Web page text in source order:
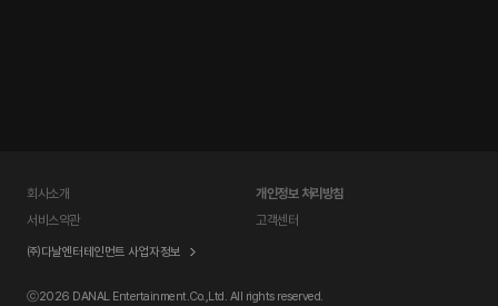
회사소개
개인정보 처리방침
서비스약관
고객센터
㈜다날엔터테인먼트 사업자정보
ⓒ2026 DANAL Entertainment.Co.,Ltd. All rights reserved.